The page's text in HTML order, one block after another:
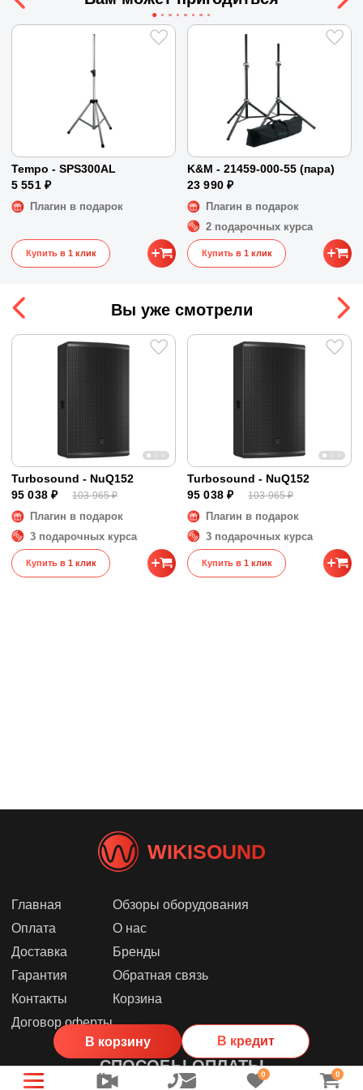
В корзину В кредит
Размер твиттера
Speakon
Частотный диапазон 50 - 20000 Гц
Размеры и вес
Размеры
71 x 43 x 39 см
Вес
23.6 кг
Tempo - SPS300AL
5 551 ₽
Плагин в подарок
Купить в 1 клик
K&M - 21459-000-55 (пара)
23 990 ₽
Плагин в подарок
2 подарочных курса
Купить в 1 клик
Вы уже смотрели
Turbosound - NuQ152
95 038 ₽
103 965 ₽
Плагин в подарок
3 подарочных курса
Купить в 1 клик
Turbosound - NuQ152
95 038 ₽
103 965 ₽
Плагин в подарок
3 подарочных курса
Купить в 1 клик
WIKISOUND
Главная
Оплата
Доставка
Гарантия
Контакты
Договор оферты
Обзоры оборудования
О нас
Бренды
Обратная связь
Корзина
СПОСОБЫ ОПЛАТЫ0 0